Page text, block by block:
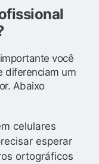
você
diferenciam um
Abaixo
celulares
esperar
ortográficos